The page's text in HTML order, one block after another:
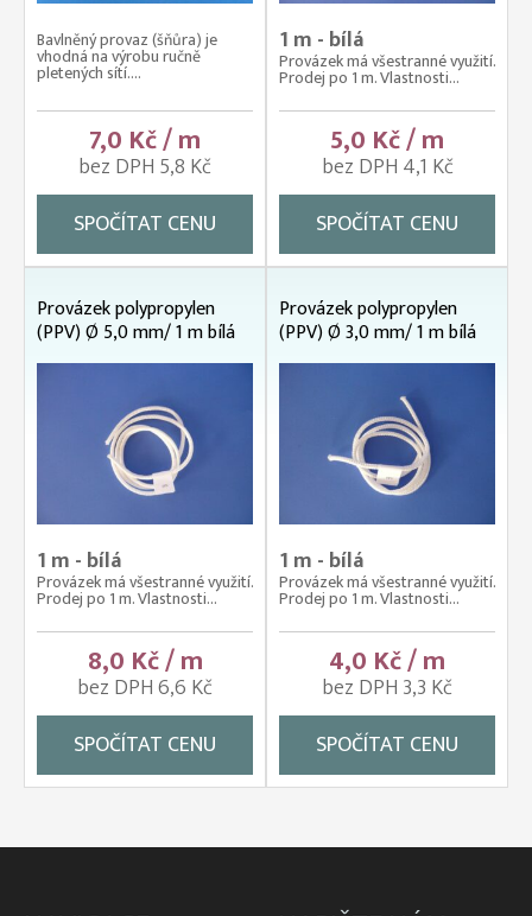
Bavlněný provaz (šňůra) je
vhodná na výrobu ručně
pletených sítí....
7,0 Kč / m
bez DPH 5,8 Kč
SPOČÍTAT CENU
1 m - bílá
Provázek má všestranné využití.
Prodej po 1 m. Vlastnosti...
5,0 Kč / m
bez DPH 4,1 Kč
SPOČÍTAT CENU
Provázek polypropylen
(PPV) Ø 5,0 mm/ 1 m bílá
1 m - bílá
Provázek má všestranné využití.
Prodej po 1 m. Vlastnosti...
8,0 Kč / m
bez DPH 6,6 Kč
SPOČÍTAT CENU
Provázek polypropylen
(PPV) Ø 3,0 mm/ 1 m bílá
1 m - bílá
Provázek má všestranné využití.
Prodej po 1 m. Vlastnosti...
4,0 Kč / m
bez DPH 3,3 Kč
SPOČÍTAT CENU